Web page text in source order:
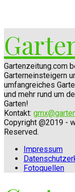
Gartenzeitung.com
Garterneinsteigern
umfangreiches
und mehr rund um
Garten!
Kontakt:
Copyright @2019 -
Reserved.
Impressum
Fotoquellen